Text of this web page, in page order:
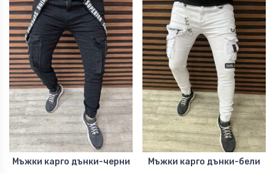
Мъжки карго дънки-черни Мъжки карго дънки-бели